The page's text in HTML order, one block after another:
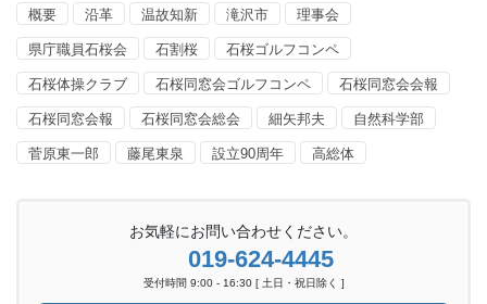
概要 沿革 温故知新 滝沢市 理事会
県庁職員石桜会 石割桜 石桜ゴルフコンペ
石桜体操クラブ 石桜同窓会ゴルフコンペ 石桜同窓会会報
石桜同窓会報 石桜同窓会総会 細矢邦夫 自然科学部
菅原東一郎 藤尾東泉 設立90周年 高総体
お気軽にお問い合わせください。
019-624-4445
受付時間 9:00 - 16:30 [ 土日・祝日除く ]